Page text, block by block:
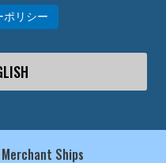
ポリシー
Ships